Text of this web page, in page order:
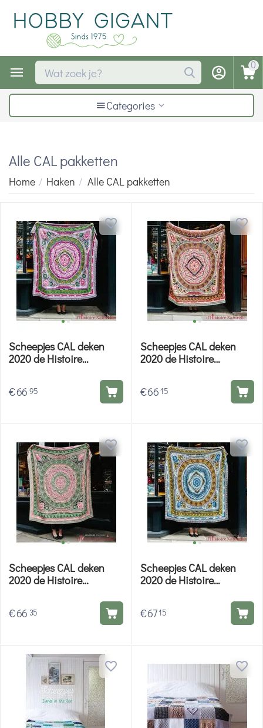
0
Categories
Alle CAL pakketten
Home / Haken / Alle CAL pakketten
Scheepjes CAL deken
2020 de Histoire
Scheepjes haakpakket
€66 95
Scheepjes CAL deken
2020 de Histoire
Scheepjes haakpakket
€6615
Scheepjes CAL deken
2020 de Histoire
Scheepjes haakpakket
€66 35
Scheepjes CAL deken
2020 de Histoire
Scheepjes haakpakket
€6715